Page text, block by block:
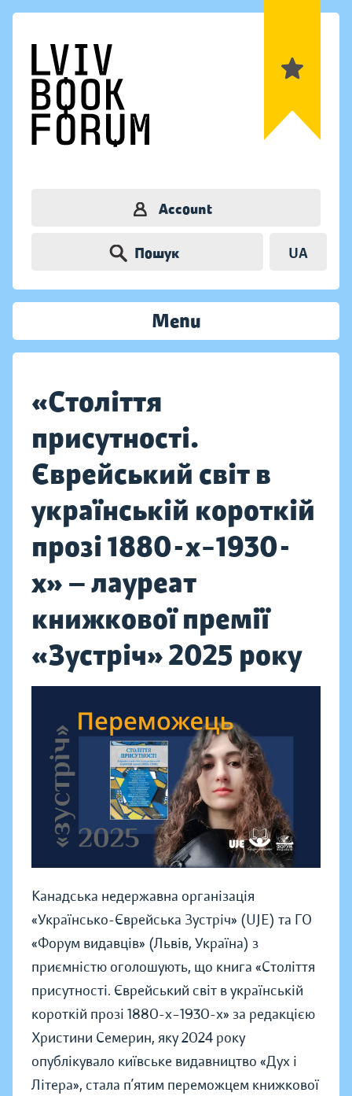
Account
Пошук UA
Menu
«Століття
присутності.
Єврейський світ в
українській короткій
прозі 1880-х–1930-
х» — лауреат
книжкової премії
«Зустріч» 2025 року
Канадська недержавна організація
«Українсько-Єврейська Зустріч» (UJE) та ГО
«Форум видавців» (Львів, Україна) з
приємністю оголошують, що книга «Століття
присутності. Єврейський світ в українській
короткій прозі 1880-х–1930-х» за редакцією
Христини Семерин, яку 2024 року
опублікувало київське видавництво «Дух і
Літера», стала п’ятим переможцем книжкової